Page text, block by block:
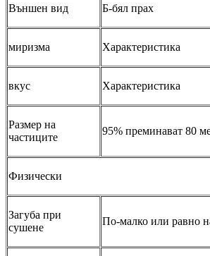
Външен вид Б-бял прах
миризма Характеристика
вкус Характеристика
Размер на
частиците
95% преминават 80
Физически
Загуба при
сушене
По-малко или равно